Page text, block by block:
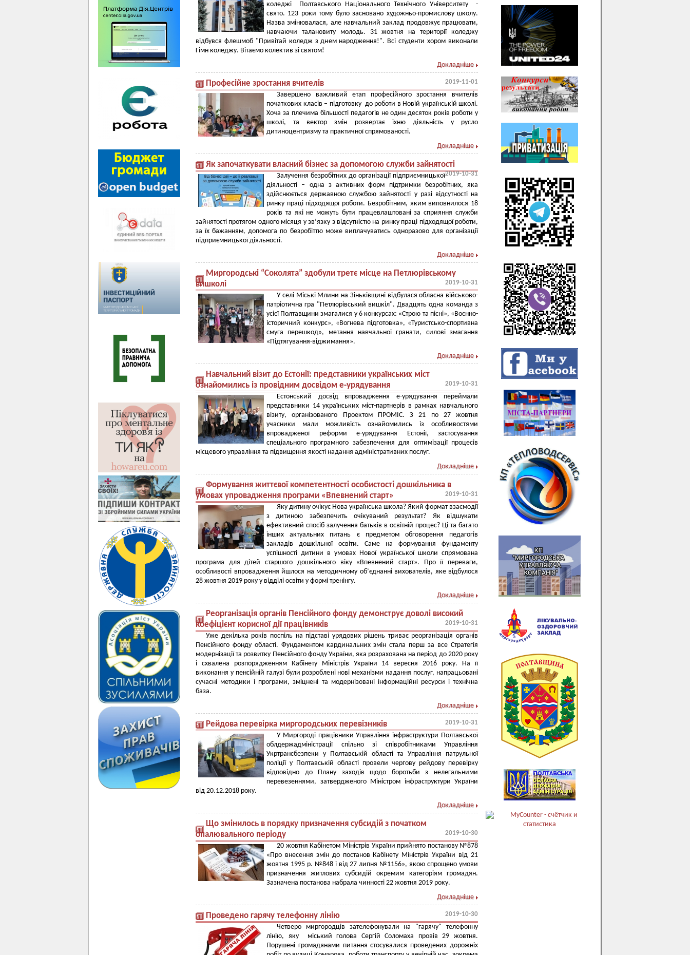
коледжі Полтавського Національного Технічного Університету -
свято. 123 роки тому було засновано художньо-промислову школу.
Назва змінювалася, але навчальний заклад продовжує працювати,
навчаючи талановиту молодь. 31 жовтня на території коледжу
відбувся флешмоб "Привітай коледж з днем народження!". Всі студенти хором виконали
Гімн коледжу. Вітаємо колектив зі святом!
Докладніше
Професійне зростання вчителів 2019-11-01
Завершено важливий етап професійного зростання вчителів
початкових класів – підготовку до роботи в Новій українській школі.
Хоча за плечима більшості педагогів не один десяток років роботи у
школі, та вектор змін розвертає їхню діяльність у русло
дитиноцентризму та практичної спрямованості.
Докладніше
Як започаткувати власний бізнес за допомогою служби зайнятості
2019-10-31
Залучення безробітних до організації підприємницької
діяльності – одна з активних форм підтримки безробітних, яка
здійснюється державною службою зайнятості у разі відсутності на
ринку праці підходящої роботи. Безробітним, яким виповнилося 18
років та які не можуть бути працевлаштовані за сприяння служби
зайнятості протягом одного місяця у зв’язку з відсутністю на ринку праці підходящої роботи,
за їх бажанням, допомога по безробіттю може виплачуватись одноразово для організації
підприємницької діяльності.
Докладніше
Миргородські “Соколята” здобули третє місце на Петлюрівському
вишколі
2019-10-31
У селі Міські Млини на Зіньківщині відбулася обласна військово-
патріотична гра "Петлюрівський вишкіл". Двадцять одна команда з
усієї Полтавщини змагалися у 6 конкурсах: «Строю та пісні», «Воєнно-
історичний конкурс», «Вогнева підготовка», «Туристсько-спортивна
смуга перешкод», метання навчальної гранати, силові змагання
«Підтягування-віджимання».
Докладніше
Навчальний візит до Естонії: представники українських міст
ознайомились із провідним досвідом е-урядування
2019-10-31
Естонський досвід впровадження е-урядування переймали
представники 14 українських міст-партнерів в рамках навчального
візиту, організованого Проектом ПРОМІС. З 21 по 27 жовтня
учасники мали можливість ознайомились із особливостями
впровадженої реформи е-урядування Естонії, застосування
спеціального програмного забезпечення для оптимізації процесів
місцевого управління та підвищення якості надання адміністративних послуг.
Докладніше
Формування життєвої компетентності особистості дошкільника в
умовах упровадження програми «Впевнений старт»
2019-10-31
Яку дитину очікує Нова українська школа? Який формат взаємодії
з дитиною забезпечить очікуваний результат? Як відшукати
ефективний спосіб залучення батьків в освітній процес? Ці та багато
інших актуальних питань є предметом обговорення педагогів
закладів дошкільної освіти. Саме на формування фундаменту
успішності дитини в умовах Нової української школи спрямована
програма для дітей старшого дошкільного віку «Впевнений старт». Про її переваги,
особливості впровадження йшлося на методичному об’єднанні вихователів, яке відбулося
28 жовтня 2019 року у відділі освіти у формі тренінгу.
Докладніше
Реорганізація органів Пенсійного фонду демонструє доволі високий
коефіцієнт корисної дії працівників
2019-10-31
Уже декілька років поспіль на підставі урядових рішень триває реорганізація органів
Пенсійного фонду області. Фундаментом кардинальних змін стала перш за все Стратегія
модернізації та розвитку Пенсійного фонду України, яка розрахована на період до 2020 року
і схвалена розпорядженням Кабінету Міністрів України 14 вересня 2016 року. На її
виконання у пенсійній галузі були розроблені нові механізми надання послуг, напрацьовані
сучасні методики і програми, зміцнені та модернізовані інформаційні ресурси і технічна
база.
Докладніше
Рейдова перевірка миргородських перевізників 2019-10-31
У Миргороді працівники Управління інфраструктури Полтавської
облдержадміністрації спільно зі співробітниками Управління
Укртрансбезпеки у Полтавській області та Управління патрульної
поліції у Полтавській області провели чергову рейдову перевірку
відповідно до Плану заходів щодо боротьби з нелегальними
перевезеннями, затвердженого Міністром інфраструктури України
від 20.12.2018 року.
Докладніше
Що змінилось в порядку призначення субсидій з початком
опалювального періоду
2019-10-30
20 жовтня Кабінетом Міністрів України прийнято постанову №878
«Про внесення змін до постанов Кабінету Міністрів України від 21
жовтня 1995 р. №848 і від 27 липня №1156», якою спрощено умови
призначення житлових субсидій окремим категоріям громадян.
Зазначена постанова набрала чинності 22 жовтня 2019 року.
Докладніше
Проведено гарячу телефонну лінію 2019-10-30
Четверо миргородців зателефонували на "гарячу" телефонну
лінію, яку міський голова Сергій Соломаха провів 29 жовтня.
Порушені громадянами питання стосувалися проведених дорожніх